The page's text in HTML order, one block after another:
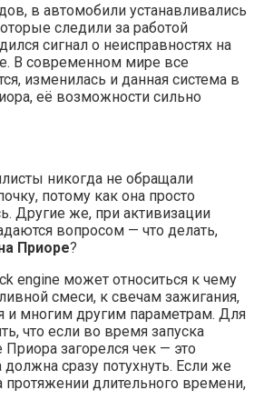
в автомобили устанавливались
следили за работой
сигнал о неисправностях на
В современном мире все
изменилась и данная система в
её возможности сильно
никогда не обращали
потому как она просто
Другие же, при активизации
вопросом — что делать,
Приоре?
engine может относиться к чему
смеси, к свечам зажигания,
и многим другим параметрам. Для
что если во время запуска
загорелся чек — это
сразу потухнуть. Если же
протяжении длительного времени,